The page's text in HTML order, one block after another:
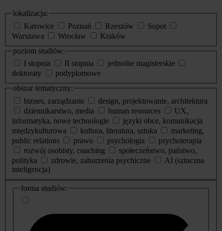
lokalizacja:
Katowice
Poznań Rzeszów
Sopot
Warszawa
Wrocław
Kraków
poziom studiów:
I stopnia
II stopnia
jednolite magisterskie
doktoraty
podyplomowe
obszar tematyczny:
biznes, zarządzanie
design, projektowanie, architektura
dziennikarstwo, media
human resources
UX,
informatyka, nowe technologie
języki obce, komunikacja
międzykulturowa
kultura, literatura, sztuka
marketing,
public relations
prawo psychologia
psychoterapia
rozwój osobisty, coaching
społeczeństwo, państwo,
polityka
zdrowie, zaburzenia psychiczne
AI (sztuczna
inteligencja)
dodatkowe
informacje
forma studiów: